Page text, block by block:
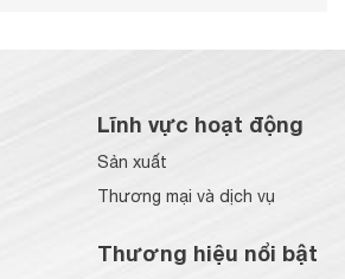
Lĩnh vực hoạt động
Sản xuất
Thương mại và dịch vụ
Thương hiệu nổi bật